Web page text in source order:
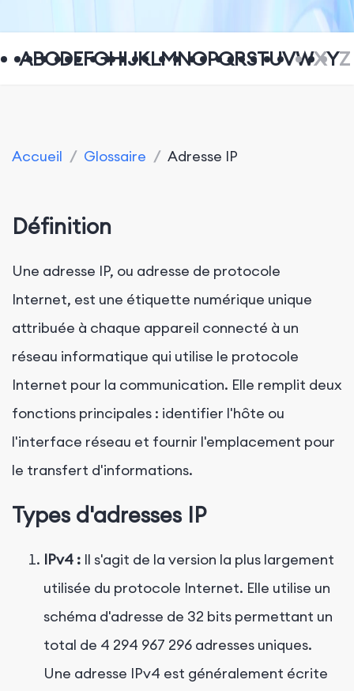
ABCDEFGHIJKLMNOPQRSTUVWXYZ
Accueil / Glossaire / Adresse IP
Définition
Une adresse IP, ou adresse de protocole
Internet, est une étiquette numérique unique
attribuée à chaque appareil connecté à un
réseau informatique qui utilise le protocole
Internet pour la communication. Elle remplit deux
fonctions principales : identifier l'hôte ou
l'interface réseau et fournir l'emplacement pour
le transfert d'informations.
Types d'adresses IP
IPv4 : Il s'agit de la version la plus largement
utilisée du protocole Internet. Elle utilise un
schéma d'adresse de 32 bits permettant un
total de 4 294 967 296 adresses uniques.
Une adresse IPv4 est généralement écrite